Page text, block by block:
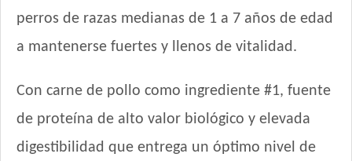
Gran Campeón Perro Adulto Mordida Grande Carne, Pollo y
Cereales
HOP! Perro Adulto Mediano y Grande
High Pro Criadores Perro Adulto
High Pro Perro Adulto Cordero
perros de razas medianas de 1 a 7 años de edad
a mantenerse fuertes y llenos de vitalidad.
Con carne de pollo como ingrediente #1, fuente
de proteína de alto valor biológico y elevada
digestibilidad que entrega un óptimo nivel de